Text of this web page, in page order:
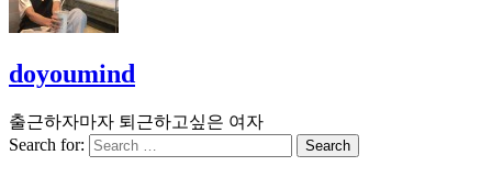
doyoumind
출근하자마자 퇴근하고싶은 여자
Search for: